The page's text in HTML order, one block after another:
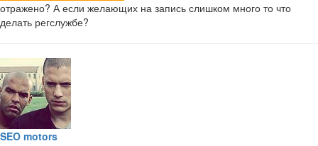
отражено? А если желающих на запись слишком много то что
делать регслужбе?
SEO motors